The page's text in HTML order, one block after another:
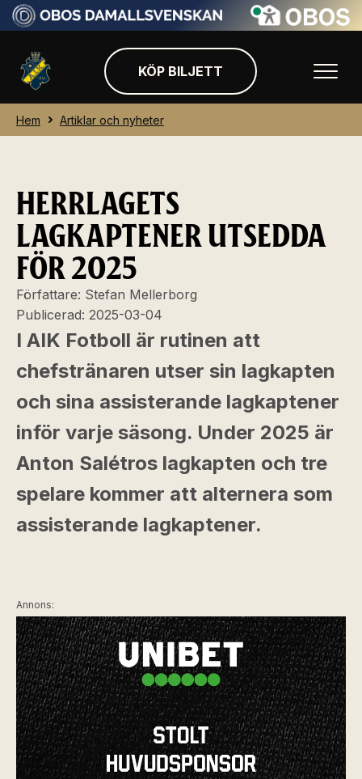
KÖP BILJETT
Hem Artiklar och nyheter
HERRLAGETS
LAGKAPTENER UTSEDDA
FÖR 2025
Författare: Stefan Mellerborg
Publicerad: 2025-03-04
I AIK Fotboll är rutinen att
chefstränaren utser sin lagkapten
och sina assisterande lagkaptener
inför varje säsong. Under 2025 är
Anton Salétros lagkapten och tre
spelare kommer att alternera som
assisterande lagkaptener.
Annons: